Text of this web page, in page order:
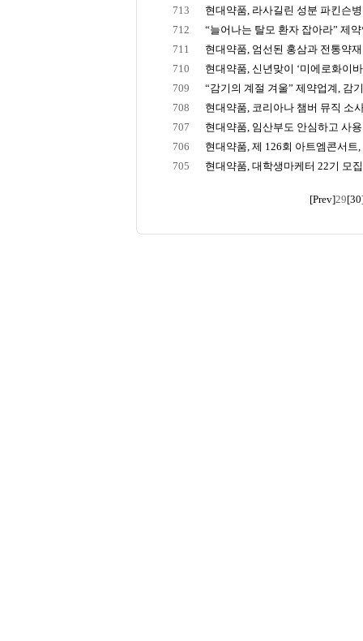
713
현대약품, 라사길린 성분 파킨슨병
712
“늘어나는 탈모 환자 잡아라” 제
711
현대약품, 엄선된 홍삼과 전통약
710
현대약품, 신년맞이 ‘미에로화이
709
“감기의 계절 겨울” 제약업계, 감
708
현대약품, 코리아나 챔버 뮤직 소
707
현대약품, 임산부도 안심하고 사
706
현대약품, 제 126회 아트엠콘서트,
705
현대약품, 대학생마케터 22기 모
[Prev]29